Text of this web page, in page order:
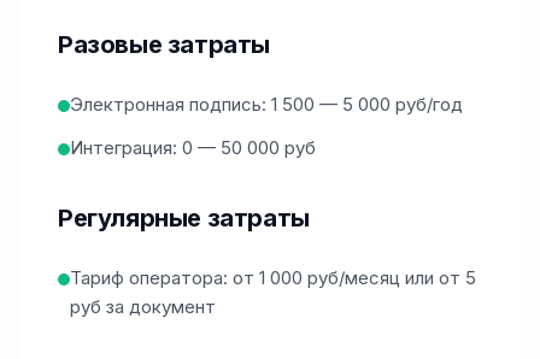
Разовые затраты
Электронная подпись: 1 500 — 5 000 руб/год
Интеграция: 0 — 50 000 руб
Регулярные затраты
Тариф оператора: от 1 000 руб/месяц или от 5
руб за документ